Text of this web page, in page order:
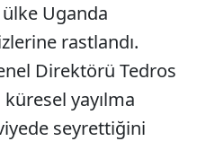
Uganda
rastlandı.
Direktörü Tedros
yayılma
seyrettiğini